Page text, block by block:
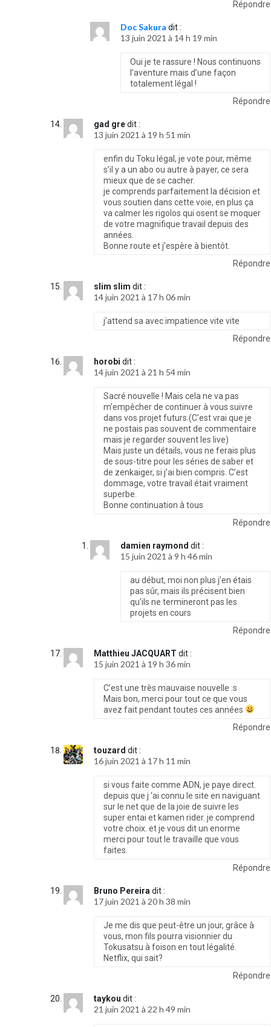
Répondre
Doc Sakura dit :
13 juin 2021 à 14 h 19 min
Oui je te rassure ! Nous continuons
l’aventure mais d’une façon
totalement légal !
Répondre
gad gre dit :
13 juin 2021 à 19 h 51 min
enfin du Toku légal, je vote pour, même
s’il y a un abo ou autre à payer, ce sera
mieux que de se cacher.
je comprends parfaitement la décision et
vous soutien dans cette voie, en plus ça
va calmer les rigolos qui osent se moquer
de votre magnifique travail depuis des
années.
Bonne route et j’espère à bientôt.
Répondre
slim slim dit :
14 juin 2021 à 17 h 06 min
j’attend sa avec impatience vite vite
Répondre
horobi dit :
14 juin 2021 à 21 h 54 min
Sacré nouvelle ! Mais cela ne va pas
m’empêcher de continuer à vous suivre
dans vos projet futurs.(C’est vrai que je
ne postais pas souvent de commentaire
mais je regarder souvent les live)
Mais juste un détails, vous ne ferais plus
de sous-titre pour les séries de saber et
de zenkaiger, si j’ai bien compris. C’est
dommage, votre travail était vraiment
superbe.
Bonne continuation à tous
Répondre
damien raymond dit :
15 juin 2021 à 9 h 46 min
au début, moi non plus j’en étais
pas sûr, mais ils précisent bien
qu’ils ne termineront pas les
projets en cours
Répondre
Matthieu JACQUART dit :
15 juin 2021 à 19 h 36 min
C’est une très mauvaise nouvelle :s
Mais bon, merci pour tout ce que vous
avez fait pendant toutes ces années
Répondre
touzard dit :
16 juin 2021 à 17 h 11 min
si vous faite comme ADN, je paye direct.
depuis que j ‘ai connu le site en naviguant
sur le net que de la joie de suivre les
super entai et kamen rider. je comprend
votre choix. et je vous dit un enorme
merci pour tout le travaille que vous
faites.
Répondre
Bruno Pereira dit :
17 juin 2021 à 20 h 38 min
Je me dis que peut-être un jour, grâce à
vous, mon fils pourra visionnier du
Tokusatsu à foison en tout légalité.
Netflix, qui sait?
Répondre
taykou dit :
21 juin 2021 à 22 h 49 min